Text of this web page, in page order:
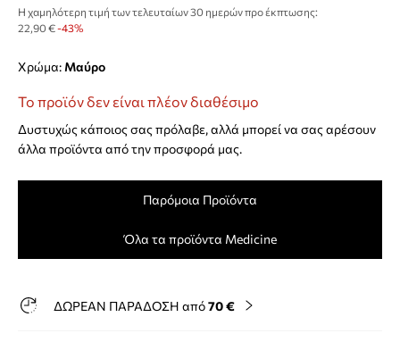
Η χαμηλότερη τιμή των τελευταίων 30 ημερών προ έκπτωσης:
22,90 € -43%
Χρώμα: μαύρο
Το προϊόν δεν είναι πλέον διαθέσιμο
Δυστυχώς κάποιος σας πρόλαβε, αλλά μπορεί να σας αρέσουν
άλλα προϊόντα από την προσφορά μας.
Παρόμοια Προϊόντα
Όλα τα προϊόντα Medicine
ΔΩΡΕΑΝ ΠΑΡΑΔΟΣΗ από70 €